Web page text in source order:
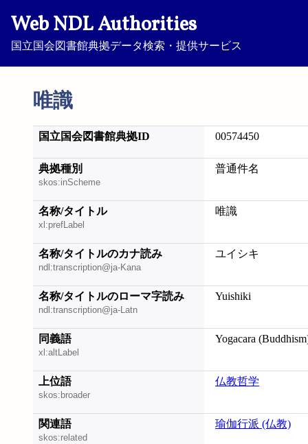
Web NDL Authorities
国立国会図書館典拠データ検索・提供サービス
唯識
国立国会図書館典拠ID 00574450
典拠種別
skos:inScheme
普通件名
名称/タイトル
xl:prefLabel
唯識
名称/タイトルのカナ読み
ndl:transcription@ja-Kana
ユイシキ
名称/タイトルのローマ字読み
ndl:transcription@ja-Latn
Yuishiki
同義語
xl:altLabel
Yogacara
上位語
skos:broader
仏教哲学
関連語
skos:related
瑜伽行派 (仏教)